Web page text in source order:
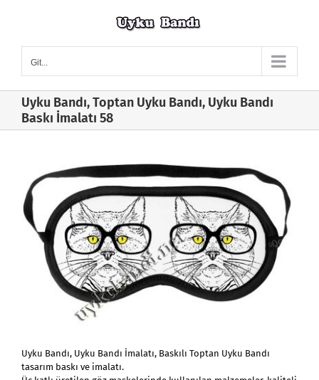
Git...
Uyku Bandı, Toptan Uyku Bandı, Uyku Bandı
Baskı İmalatı 58
Uyku Bandı, Uyku Bandı İmalatı, Baskılı Toptan Uyku Bandı
tasarım baskı ve imalatı.